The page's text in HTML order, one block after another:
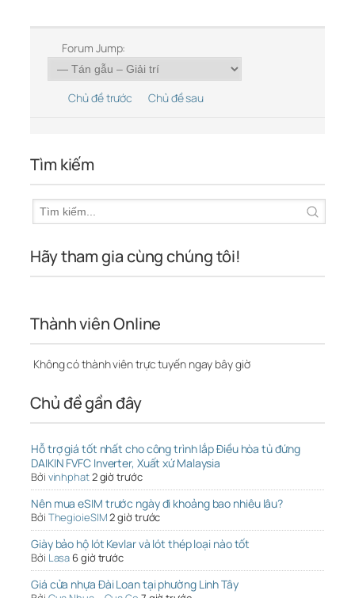
Forum Jump:
Chủ đề trước Chủ đề sau
Tìm kiếm
Hãy tham gia cùng chúng tôi!
Thành viên Online
Không có thành viên trực tuyến ngay bây giờ
Chủ đề gần đây
Hỗ trợ giá tốt nhất cho công trình lắp Điều hòa tủ đứng
DAIKIN FVFC Inverter, Xuất xứ Malaysia
Bởi vinhphat2 giờ trước
Nên mua eSIM trước ngày đi khoảng bao nhiêu lâu?
Bởi ThegioieSIM2 giờ trước
Giày bảo hộ lót Kevlar và lót thép loại nào tốt
Bởi Lasa 6 giờ trước
Giá cửa nhựa Đài Loan tại phường Linh Tây